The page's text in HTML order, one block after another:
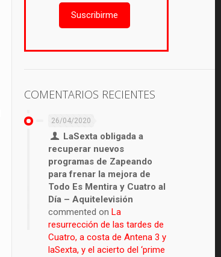
Suscribirme
COMENTARIOS RECIENTES
26/04/2020
LaSexta obligada a
recuperar nuevos
programas de Zapeando
para frenar la mejora de
Todo Es Mentira y Cuatro al
Día – Aquitelevisión
commented onLa
resurrección de las tardes de
Cuatro, a costa de Antena 3 y
laSexta, y el acierto del ‘prime